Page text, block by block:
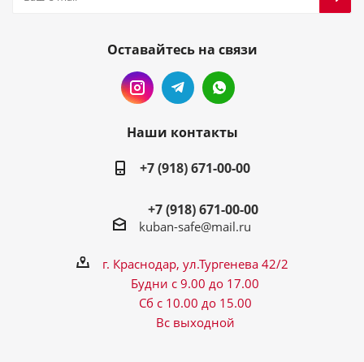
Оставайтесь на связи
Наши контакты
+7 (918) 671-00-00
+7 (918) 671-00-00
kuban-safe@mail.ru
г. Краснодар, ул.Тургенева 42/2
Будни с 9.00 до 17.00
Сб с 10.00 до 15.00
Вс выходной